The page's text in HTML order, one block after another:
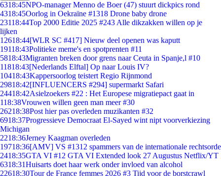
6318:45NPO-manager Menno de Boer (47) stuurt dickpics rond
4318:45Oorlog in Oekraïne #1318 Drone baby drone
23118:44Top 2000 Editie 2025 #243 Alle dikzakken willen op je
lijken
12618:44[WLR SC #417] Nieuw deel openen was kaputt
19118:43Politieke meme's en spotprenten #11
5818:43Migranten breken door grens naar Ceuta in Spanje,l #10
11818:43[Nederlands Elftal] Op naar Louis IV?
10418:43Kappersoorlog teistert Regio Rijnmond
29818:42[INFLUENCERS #294] supermarkt Safari
24418:42Asielzoekers #22 : Het Europese migratiepact gaat in
118:38Vrouwen willen geen man meer #30
26218:38Post hier pas overleden muzikanten #32
6918:37Progressieve Democraat El-Sayed wint nipt voorverkiezing
Michigan
2218:36Jerney Kaagman overleden
19718:36[AMV] VS #1312 spammers van de internationale rechtsorde
2418:35GTA VI #12 GTA VI Extended look 27 Augustus Netflix/YT
6318:31Huisarts doet haar werk onder invloed van alcohol
22618:30Tour de France femmes 2026 #3 Tijd voor de borstcrawl